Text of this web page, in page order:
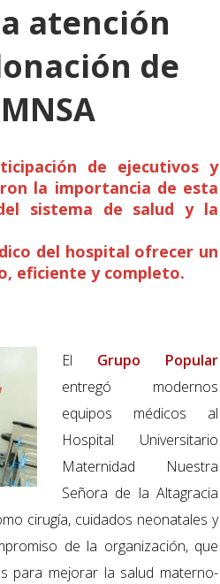
atención
de
de ejecutivos y
la importancia de esta
sistema de salud y la
del hospital ofrecer un
eficiente y completo.
El Grupo Popular
entregó modernos
equipos médicos al
Hospital Universitario
Maternidad Nuestra
Señora de la Altagracia
cirugía, cuidados neonatales y
de la organización, que
para mejorar la salud materno-